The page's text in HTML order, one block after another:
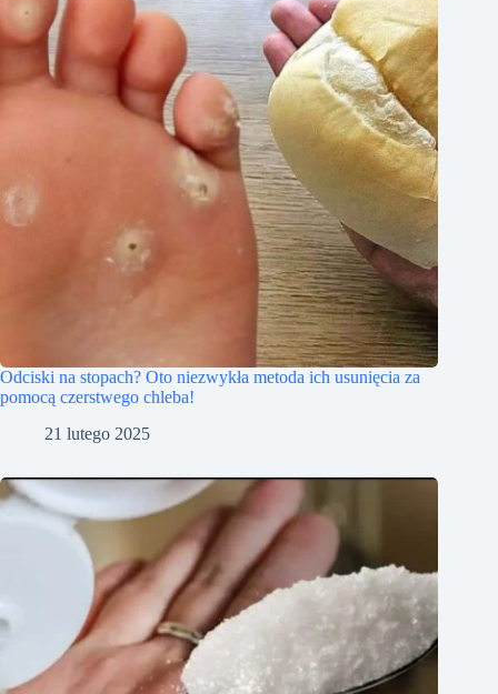
Odciski na stopach? Oto niezwykła metoda ich usunięcia za
pomocą czerstwego chleba!
21 lutego 2025